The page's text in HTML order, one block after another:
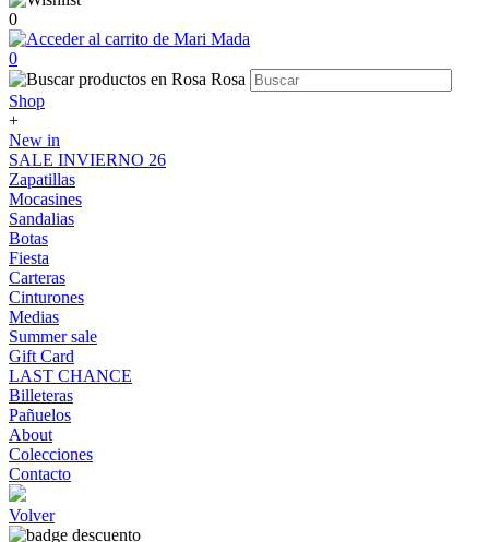
0
0
Shop
+
New in
SALE INVIERNO 26
Zapatillas
Mocasines
Sandalias
Botas
Fiesta
Carteras
Cinturones
Medias
Summer sale
Gift Card
LAST CHANCE
Billeteras
Pañuelos
About
Colecciones
Contacto
Volver